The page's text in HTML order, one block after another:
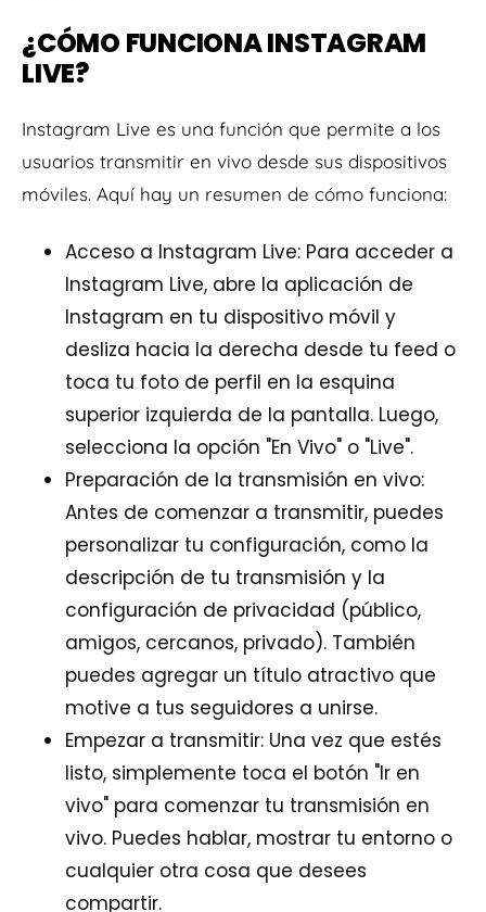
¿CÓMO FUNCIONA INSTAGRAM
LIVE?
Instagram Live es una función que permite a los
usuarios transmitir en vivo desde sus dispositivos
móviles. Aquí hay un resumen de cómo funciona:
Acceso a Instagram Live: Para acceder a
Instagram Live, abre la aplicación de
Instagram en tu dispositivo móvil y
desliza hacia la derecha desde tu feed o
toca tu foto de perfil en la esquina
superior izquierda de la pantalla. Luego,
selecciona la opción "En Vivo" o "Live".
Preparación de la transmisión en vivo:
Antes de comenzar a transmitir, puedes
personalizar tu configuración, como la
descripción de tu transmisión y la
configuración de privacidad (público,
amigos, cercanos, privado). También
puedes agregar un título atractivo que
motive a tus seguidores a unirse.
Empezar a transmitir: Una vez que estés
listo, simplemente toca el botón "Ir en
vivo" para comenzar tu transmisión en
vivo. Puedes hablar, mostrar tu entorno o
cualquier otra cosa que desees
compartir.